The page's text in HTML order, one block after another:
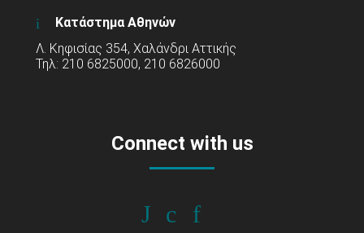
Κατάστημα Αθηνών
Λ. Κηφισίας 354, Χαλάνδρι Αττικής
Τηλ: 210 6825000, 210 6826000
Connect with us